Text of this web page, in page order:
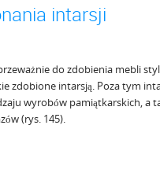
intarsji
do zdobienia mebli
zdobione intarsją. Poza tym
wyrobów pamiątkarskich, a
(rys. 145).